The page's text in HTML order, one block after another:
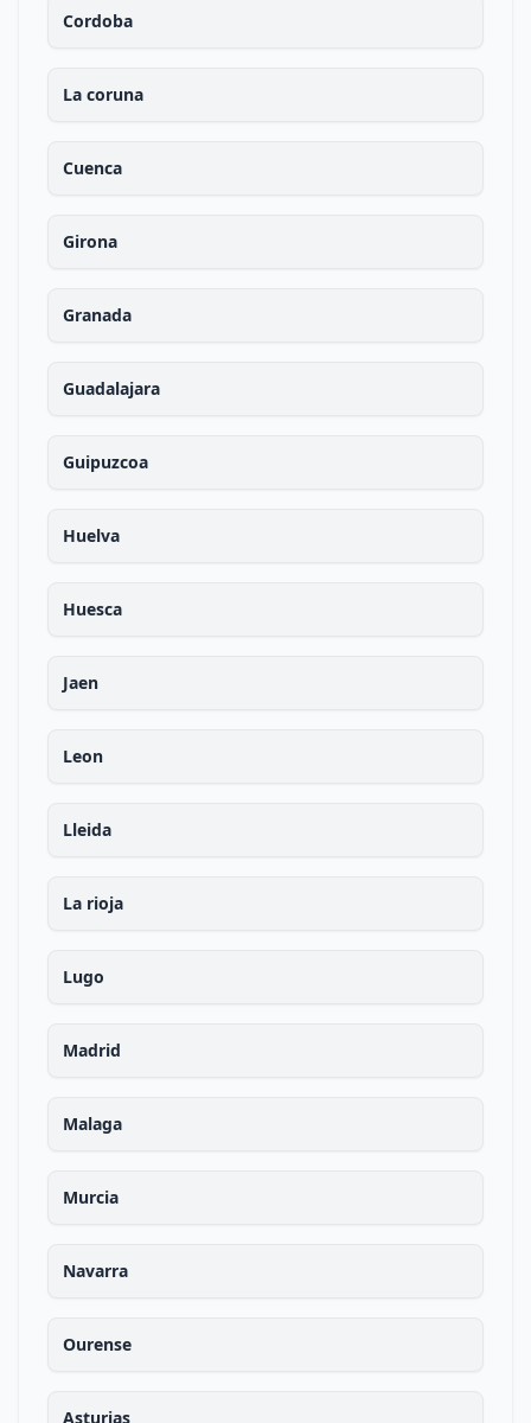
Cordoba
La coruna
Cuenca
Girona
Granada
Guadalajara
Guipuzcoa
Huelva
Huesca
Jaen
Leon
Lleida
La rioja
Lugo
Madrid
Malaga
Murcia
Navarra
Ourense
Asturias